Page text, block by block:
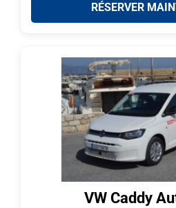
RÉSERVER
VW Caddy